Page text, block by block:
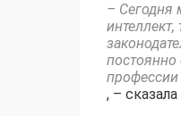
– Сегодня
постоянно
, –